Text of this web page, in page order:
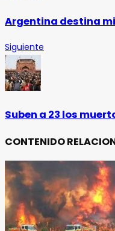
Argentina destina
Siguiente
Suben a 23 los
CONTENIDO